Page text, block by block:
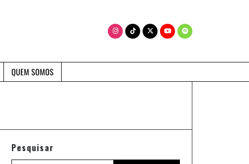
QUEM SOMOS
Pesquisar